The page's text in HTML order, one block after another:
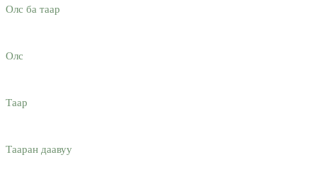
Олс ба таар
Олс
Таар
Тааран даавуу